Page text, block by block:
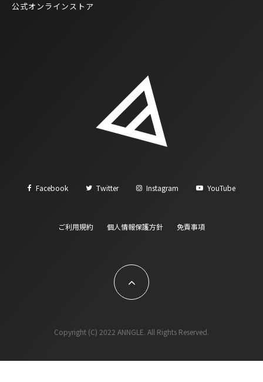
公式オンラインストア
Facebook Twitter Instagram YouTube
ご利用規約 個人情報保護方針 免責事項
Copyright (C) 2022 ANNGLE. All Rights Reserved.